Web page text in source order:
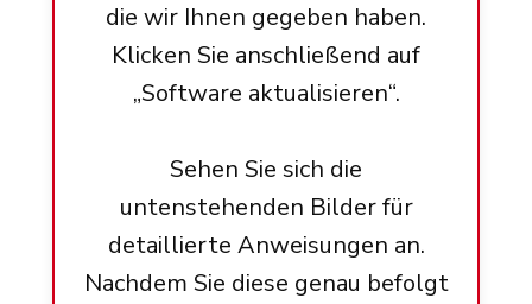
die wir Ihnen gegeben haben.
Klicken Sie anschließend auf
„Software aktualisieren“.
Sehen Sie sich die
untenstehenden Bilder für
detaillierte Anweisungen an.
Nachdem Sie diese genau befolgt